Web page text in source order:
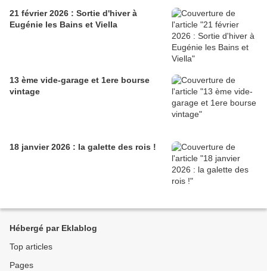
21 février 2026 : Sortie d'hiver à
Eugénie les Bains et Viella
13 ème vide-garage et 1ere bourse
vintage
18 janvier 2026 : la galette des rois !
Hébergé par Eklablog
Top articles
Pages